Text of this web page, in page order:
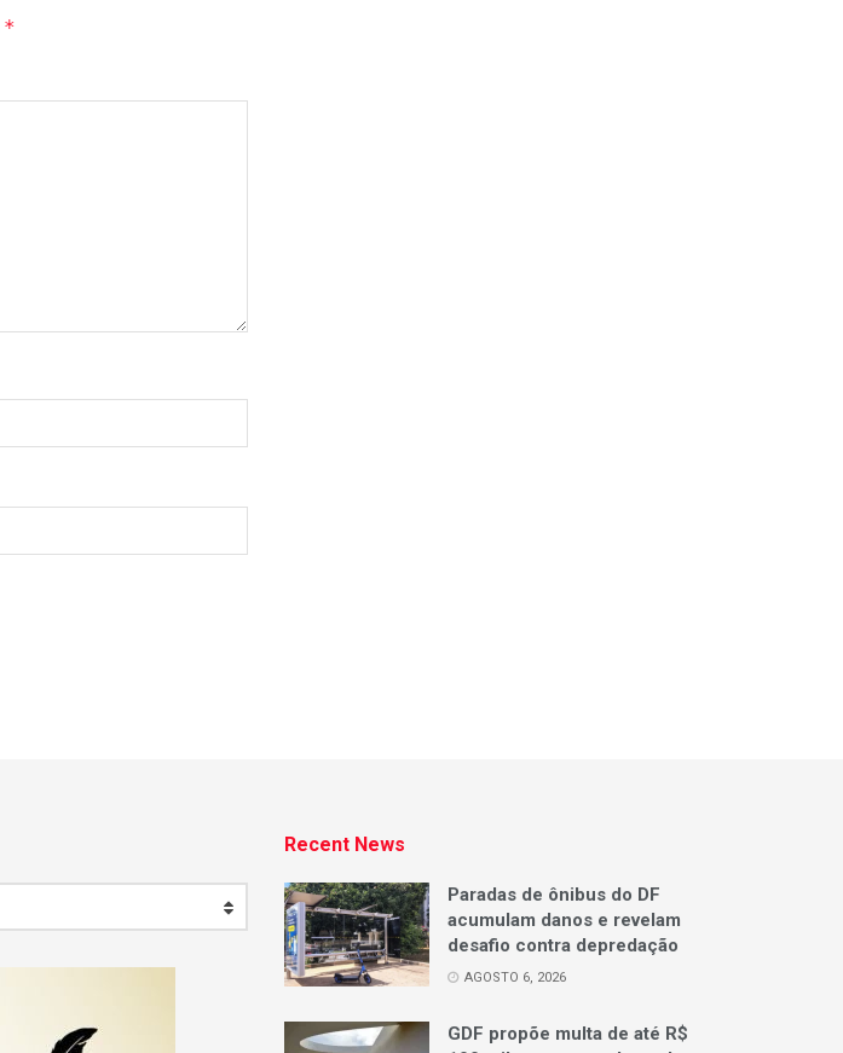
*
Recent News
Paradas de ônibus do DF
acumulam danos e revelam
desafio contra depredação
AGOSTO 6, 2026
GDF propõe multa de até R$